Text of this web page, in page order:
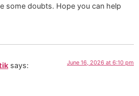
some doubts. Hope you can help
says: June 16, 2026 at 6:10 pm